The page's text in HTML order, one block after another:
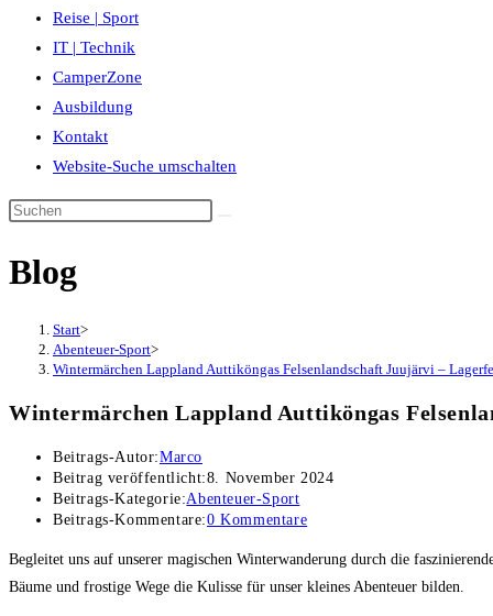
Reise | Sport
IT | Technik
CamperZone
Ausbildung
Kontakt
Website-Suche umschalten
Blog
Start>
Abenteuer-Sport>
Wintermärchen Lappland Auttiköngas Felsenlandschaft Juujärvi –
Wintermärchen Lappland Auttiköngas
Beitrags-Autor:Marco
Beitrag veröffentlicht:8. November 2024
Beitrags-Kategorie:Abenteuer-Sport
Beitrags-Kommentare:0 Kommentare
Begleitet uns auf unserer magischen Winterwanderung durch die
Bäume und frostige Wege die Kulisse für unser kleines Abenteuer bilden.